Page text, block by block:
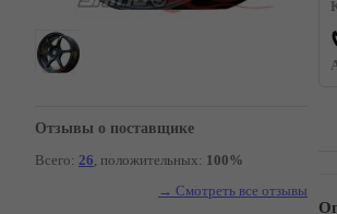
Отзывы о поставщике
Всего: 26, положительных: 100%
→ Смотреть все отзывы